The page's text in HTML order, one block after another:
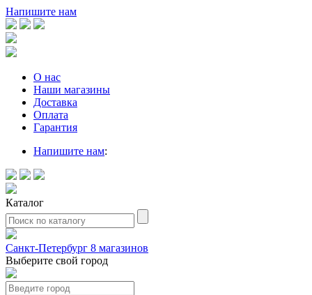
Напишите нам
О нас
Наши магазины
Доставка
Оплата
Гарантия
Напишите нам:
Каталог
Санкт-Петербург 8 магазинов
Выберите свой город